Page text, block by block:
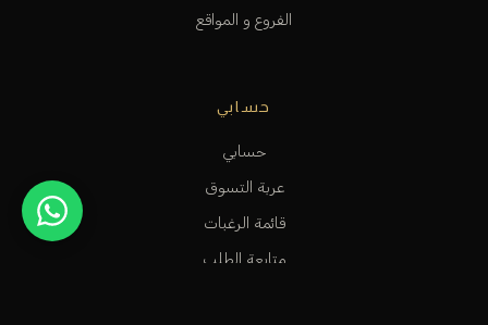
الفروع و المواقع
حسابي
حسابي
عربة التسوق
قائمة الرغبات
متابعة الطلب